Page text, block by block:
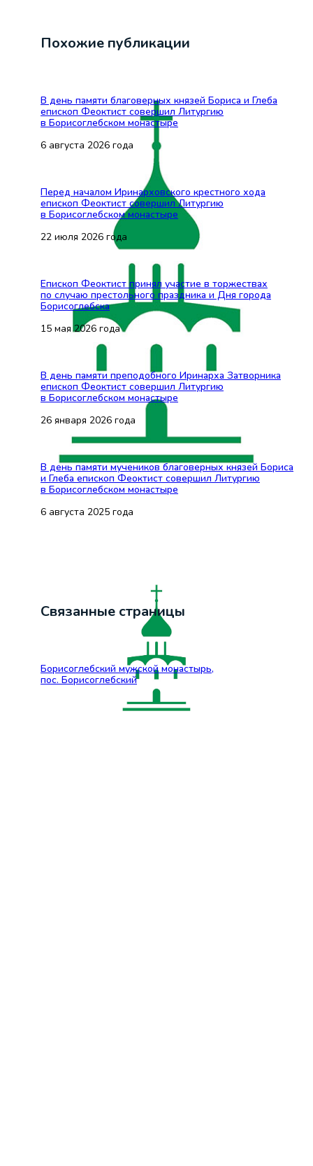
Похожие публикации
В день памяти благоверных князей Бориса и Глеба
епископ Феоктист совершил Литургию
в Борисоглебском монастыре
6 августа 2026 года
Перед началом Иринарховского крестного хода
епископ Феоктист совершил Литургию
в Борисоглебском монастыре
22 июля 2026 года
Епископ Феоктист принял участие в торжествах
по случаю престольного праздника и Дня города
Борисоглебска
15 мая 2026 года
В день памяти преподобного Иринарха Затворника
епископ Феоктист совершил Литургию
в Борисоглебском монастыре
26 января 2026 года
В день памяти мучеников благоверных князей Бориса
и Глеба епископ Феоктист совершил Литургию
в Борисоглебском монастыре
6 августа 2025 года
Связанные страницы
Борисоглебский мужской монастырь,
пос. Борисоглебский